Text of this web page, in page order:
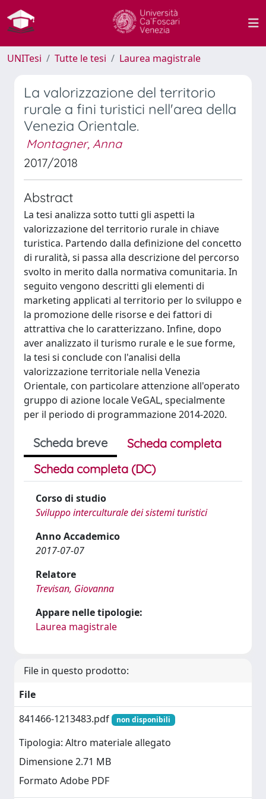
UNITesi Tutte le tesi Laurea magistrale
La valorizzazione del territorio
rurale a fini turistici nell'area della
Venezia Orientale.
Montagner, Anna
2017/2018
Abstract
La tesi analizza sotto tutti gli aspetti la
valorizzazione del territorio rurale in chiave
turistica. Partendo dalla definizione del concetto
di ruralità, si passa alla descrizione del percorso
svolto in merito dalla normativa comunitaria. In
seguito vengono descritti gli elementi di
marketing applicati al territorio per lo sviluppo e
la promozione delle risorse e dei fattori di
attrattiva che lo caratterizzano. Infine, dopo
aver analizzato il turismo rurale e le sue forme,
la tesi si conclude con l'analisi della
valorizzazione territoriale nella Venezia
Orientale, con particolare attenzione all'operato
gruppo di azione locale VeGAL, specialmente
per il periodo di programmazione 2014-2020.
Scheda breve
Scheda completa
Scheda completa (DC)
Corso di studio
Sviluppo interculturale dei sistemi turistici
Anno Accademico
2017-07-07
Relatore
Trevisan, Giovanna
Appare nelle tipologie:
Laurea magistrale
File in questo prodotto:
File
841466-1213483.pdf
non disponibili
Tipologia: Altro materiale allegato
Dimensione 2.71 MB
Formato Adobe PDF